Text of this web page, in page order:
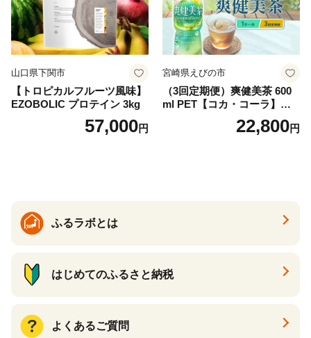
山口県下関市
【トロピカルフルーツ風味】
EZOBOLIC プロテイン 3kg
57,000円
宮崎県えびの市
（3回定期便）爽健美茶 600
ml PET【コカ・コーラ】ペ
ットボトル 1ケース(24本) 定
期便 3回(72本) セット お茶
22,800円
ふるラボとは
はじめてのふるさと納税
よくあるご質問